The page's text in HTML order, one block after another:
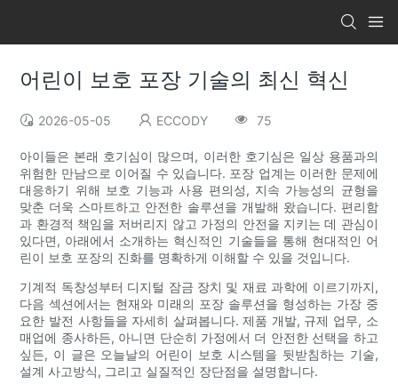
어린이 보호 포장 기술의 최신 혁신
2026-05-05 ECCODY 75
아이들은 본래 호기심이 많으며, 이러한 호기심은 일상 용품과의
위험한 만남으로 이어질 수 있습니다. 포장 업계는 이러한 문제에
대응하기 위해 보호 기능과 사용 편의성, 지속 가능성의 균형을
맞춘 더욱 스마트하고 안전한 솔루션을 개발해 왔습니다. 편리함
과 환경적 책임을 저버리지 않고 가정의 안전을 지키는 데 관심이
있다면, 아래에서 소개하는 혁신적인 기술들을 통해 현대적인 어
린이 보호 포장의 진화를 명확하게 이해할 수 있을 것입니다.
기계적 독창성부터 디지털 잠금 장치 및 재료 과학에 이르기까지,
다음 섹션에서는 현재와 미래의 포장 솔루션을 형성하는 가장 중
요한 발전 사항들을 자세히 살펴봅니다. 제품 개발, 규제 업무, 소
매업에 종사하든, 아니면 단순히 가정에서 더 안전한 선택을 하고
싶든, 이 글은 오늘날의 어린이 보호 시스템을 뒷받침하는 기술,
설계 사고방식, 그리고 실질적인 장단점을 설명합니다.